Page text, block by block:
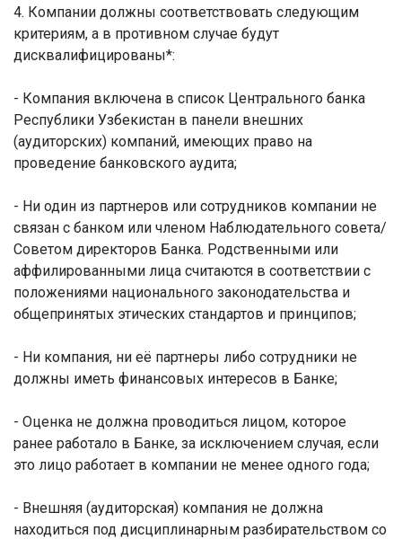
4. Компании должны соответствовать следующим
критериям, а в противном случае будут
дисквалифицированы*:
- Компания включена в список Центрального банка
Республики Узбекистан в панели внешних
(аудиторских) компаний, имеющих право на
проведение банковского аудита;
- Ни один из партнеров или сотрудников компании не
связан с банком или членом Наблюдательного совета/
Советом директоров Банка. Родственными или
аффилированными лица считаются в соответствии с
положениями национального законодательства и
общепринятых этических стандартов и принципов;
- Ни компания, ни её партнеры либо сотрудники не
должны иметь финансовых интересов в Банке;
- Оценка не должна проводиться лицом, которое
ранее работало в Банке, за исключением случая, если
это лицо работает в компании не менее одного года;
- Внешняя (аудиторская) компания не должна
находиться под дисциплинарным разбирательством со